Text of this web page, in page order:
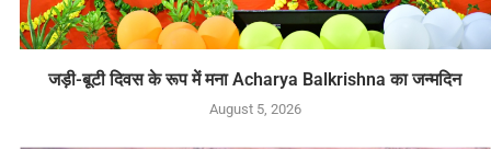
जड़ी-बूटी दिवस के रूप में मना Acharya Balkrishna का जन्मदिन
August 5, 2026